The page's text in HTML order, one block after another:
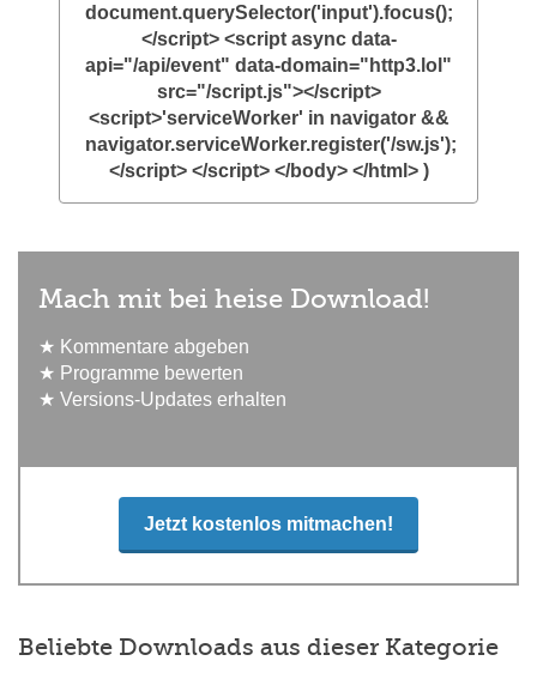
document.querySelector('input').focus();
</script> <script async data-
api="/api/event" data-domain="http3.lol"
src="/script.js"></script>
<script>'serviceWorker' in navigator &&
navigator.serviceWorker.register('/sw.js');
</script> </script> </body> </html> )
Mach mit bei heise Download!
★ Kommentare abgeben
★ Programme bewerten
★ Versions-Updates erhalten
Jetzt kostenlos mitmachen!
Beliebte Downloads aus dieser Kategorie